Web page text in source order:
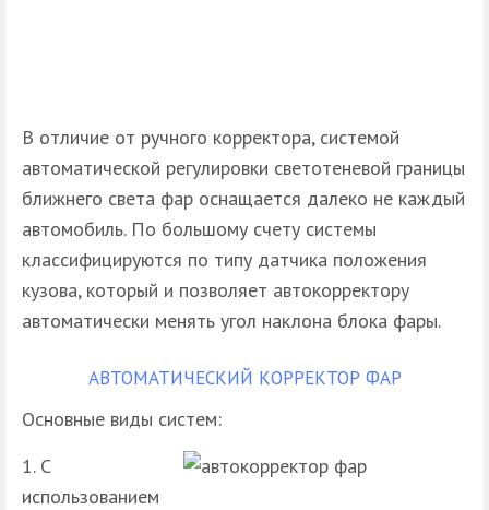
В отличие от ручного корректора, системой
автоматической регулировки светотеневой границы
ближнего света фар оснащается далеко не каждый
автомобиль. По большому счету системы
классифицируются по типу датчика положения
кузова, который и позволяет автокорректору
автоматически менять угол наклона блока фары.
АВТОМАТИЧЕСКИЙ КОРРЕКТОР ФАР
Основные виды систем:
С
использованием